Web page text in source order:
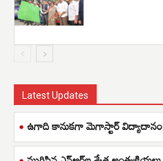
Latest Updates
ఉగాది కానుకగా మెగాస్టార్ విద్యాదానం